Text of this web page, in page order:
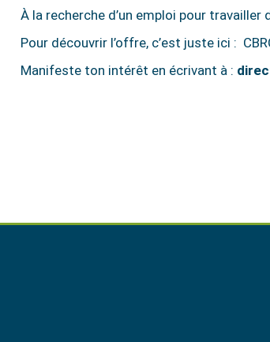
À la recherche d’un emploi pour travailler
Pour découvrir l’offre, c’est juste ici :
Manifeste ton intérêt en écrivant à :